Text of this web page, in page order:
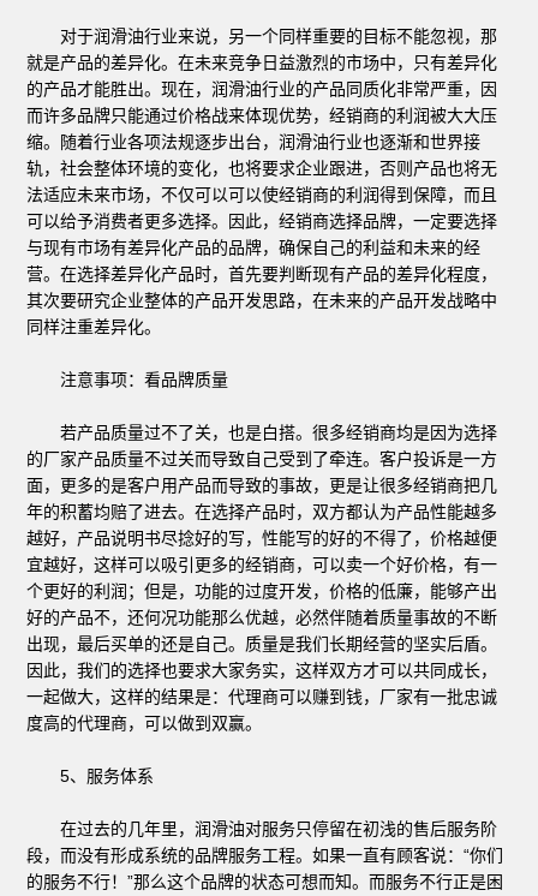
对于润滑油行业来说，另一个同样重要的目标不能忽视，那
就是产品的差异化。在未来竞争日益激烈的市场中，只有差异化
的产品才能胜出。现在，润滑油行业的产品同质化非常严重，因
而许多品牌只能通过价格战来体现优势，经销商的利润被大大压
缩。随着行业各项法规逐步出台，润滑油行业也逐渐和世界接
轨，社会整体环境的变化，也将要求企业跟进，否则产品也将无
法适应未来市场，不仅可以可以使经销商的利润得到保障，而且
可以给予消费者更多选择。因此，经销商选择品牌，一定要选择
与现有市场有差异化产品的品牌，确保自己的利益和未来的经
营。在选择差异化产品时，首先要判断现有产品的差异化程度，
其次要研究企业整体的产品开发思路，在未来的产品开发战略中
同样注重差异化。
注意事项：看品牌质量
若产品质量过不了关，也是白搭。很多经销商均是因为选择
的厂家产品质量不过关而导致自己受到了牵连。客户投诉是一方
面，更多的是客户用产品而导致的事故，更是让很多经销商把几
年的积蓄均赔了进去。在选择产品时，双方都认为产品性能越多
越好，产品说明书尽捻好的写，性能写的好的不得了，价格越便
宜越好，这样可以吸引更多的经销商，可以卖一个好价格，有一
个更好的利润；但是，功能的过度开发，价格的低廉，能够产出
好的产品不，还何况功能那么优越，必然伴随着质量事故的不断
出现，最后买单的还是自己。质量是我们长期经营的坚实后盾。
因此，我们的选择也要求大家务实，这样双方才可以共同成长，
一起做大，这样的结果是：代理商可以赚到钱，厂家有一批忠诚
度高的代理商，可以做到双赢。
5、服务体系
在过去的几年里，润滑油对服务只停留在初浅的售后服务阶
段，而没有形成系统的品牌服务工程。如果一直有顾客说：“你们
的服务不行！”那么这个品牌的状态可想而知。而服务不行正是困